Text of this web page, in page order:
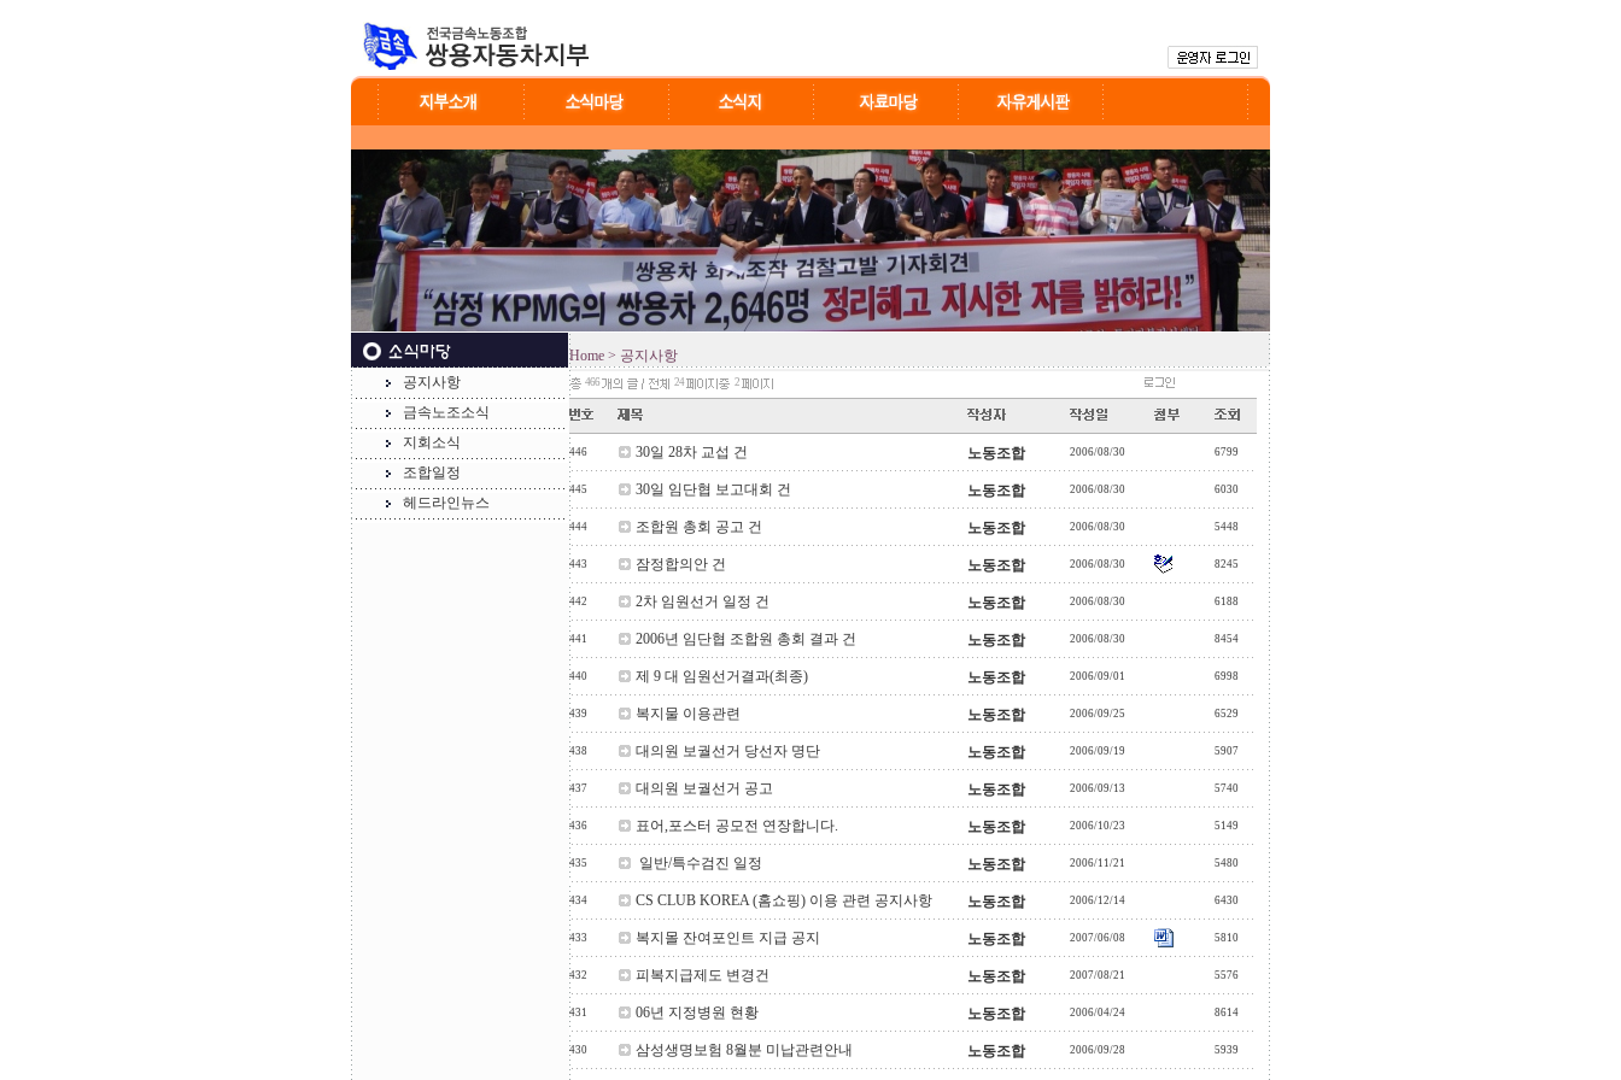
공지사항
금속노조소식
지회소식
조합일정
헤드라인뉴스
Home > 공지사항
466 24 2
446 30일 28차 교섭 건 노동조합 2006/08/30 6799
445 30일 임단협 보고대회 건 노동조합 2006/08/30 6030
444 조합원 총회 공고 건 노동조합 2006/08/30 5448
443 잠정합의안 건 노동조합 2006/08/30 8245
442 2차 임원선거 일정 건 노동조합 2006/08/30 6188
441 2006년 임단협 조합원 총회 결과 건 노동조합 2006/08/30 8454
440 제 9 대 임원선거결과(최종) 노동조합 2006/09/01 6998
439 복지물 이용관련 노동조합 2006/09/25 6529
438 대의원 보궐선거 당선자 명단 노동조합 2006/09/19 5907
437 대의원 보궐선거 공고 노동조합 2006/09/13 5740
436 표어,포스터 공모전 연장합니다. 노동조합 2006/10/23 5149
435 일반/특수검진 일정 노동조합 2006/11/21 5480
434 CS CLUB KOREA (홈쇼핑) 이용 관련 공지사항 노동조합 2006/12/14 6430
433 복지몰 잔여포인트 지급 공지 노동조합 2007/06/08 5810
432 피복지급제도 변경건 노동조합 2007/08/21 5576
431 06년 지정병원 현황 노동조합 2006/04/24 8614
430 삼성생명보험 8월분 미납관련안내 노동조합 2006/09/28 5939